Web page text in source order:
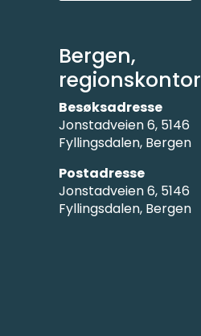
Bergen,
regionskontor
Besøksadresse
Jonstadveien 6, 5146
Fyllingsdalen, Bergen
Postadresse
Jonstadveien 6, 5146
Fyllingsdalen, Bergen